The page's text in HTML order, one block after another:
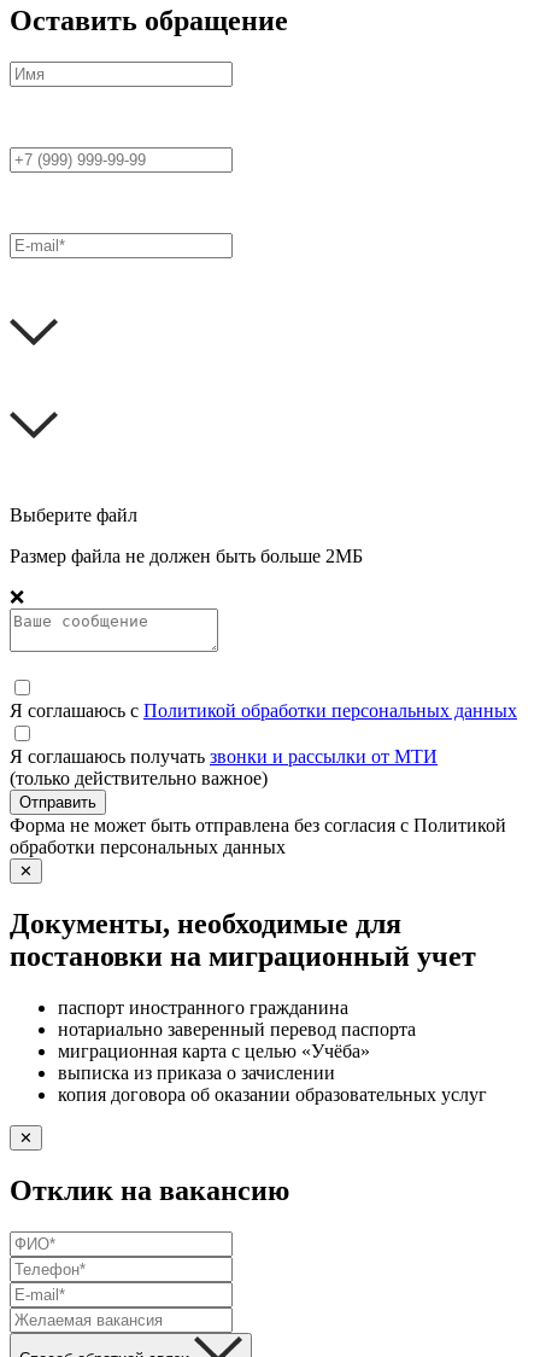
Оставить обращение
Выберите файл
Размер файла не должен быть больше 2МБ
❌
Я соглашаюсь с Политикой обработки персональных данных
Я соглашаюсь получать звонки и рассылки от МТИ
(только действительно важное)
Отправить
Форма не может быть отправлена без согласия с Политикой
обработки персональных данных
✕
Документы, необходимые для
постановки на миграционный учет
паспорт иностранного гражданина
нотариально заверенный перевод паспорта
миграционная карта с целью «Учёба»
выписка из приказа о зачислении
копия договора об оказании образовательных услуг
✕
Отклик на вакансию